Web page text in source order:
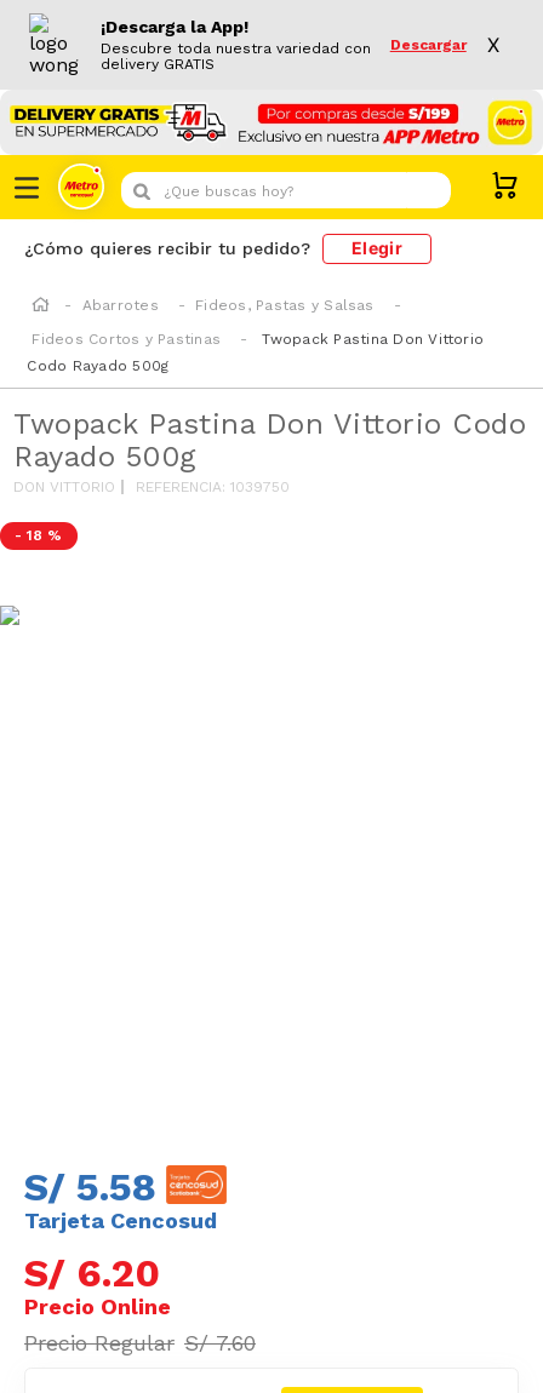
¡Descarga la App!
Descubre toda nuestra variedad con
delivery GRATIS
Descargar X
¿Que buscas hoy?
¿Cómo quieres recibir tu pedido? Elegir
Abarrotes
Fideos, Pastas y Salsas
Fideos Cortos y Pastinas
Twopack Pastina Don Vittorio
Codo Rayado 500g
Twopack Pastina Don Vittorio Codo
Rayado 500g
DON VITTORIO REFERENCIA:1039750
- 18 %
Tarjeta Cencosud
S/ 5.58
S/ 6.20
S/ 7.60